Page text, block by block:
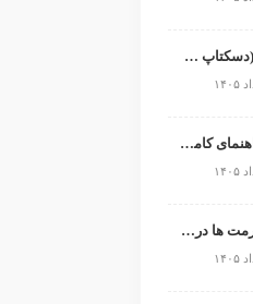
راه‌اندازی VDI (دسکتاپ مجازی)
VDI چیست؟ راهنمای کامل زیرساخت دسکتاپ مجازی
آموزش کار با فرمت ها در پایتون